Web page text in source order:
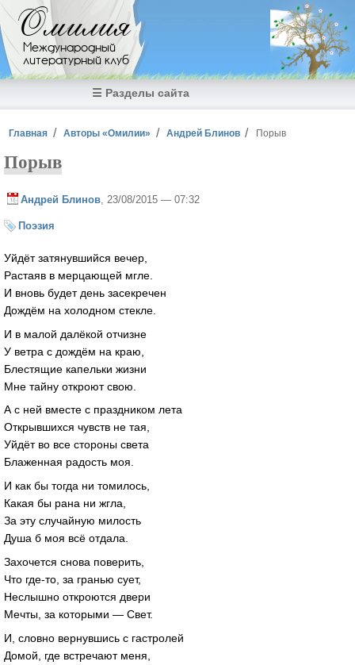
Перейти к основному содержанию
Омилия
Международный
литературный клуб
☰ Разделы сайта
Вы здесь
Главная Авторы «Омилии» Андрей Блинов Порыв
Порыв
Андрей Блинов , 23/08/2015 — 07:32
Поэзия
Уйдёт затянувшийся вечер,
Растаяв в мерцающей мгле.
И вновь будет день засекречен
Дождём на холодном стекле.
И в малой далёкой отчизне
У ветра с дождём на краю,
Блестящие капельки жизни
Мне тайну откроют свою.
А с ней вместе с праздником лета
Открывшихся чувств не тая,
Уйдёт во все стороны света
Блаженная радость моя.
И как бы тогда ни томилось,
Какая бы рана ни жгла,
За эту случайную милость
Душа б моя всё отдала.
Захочется снова поверить,
Что где-то, за гранью сует,
Неслышно откроются двери
Мечты, за которыми — Свет.
И, словно вернувшись с гастролей
Домой, где встречают меня,